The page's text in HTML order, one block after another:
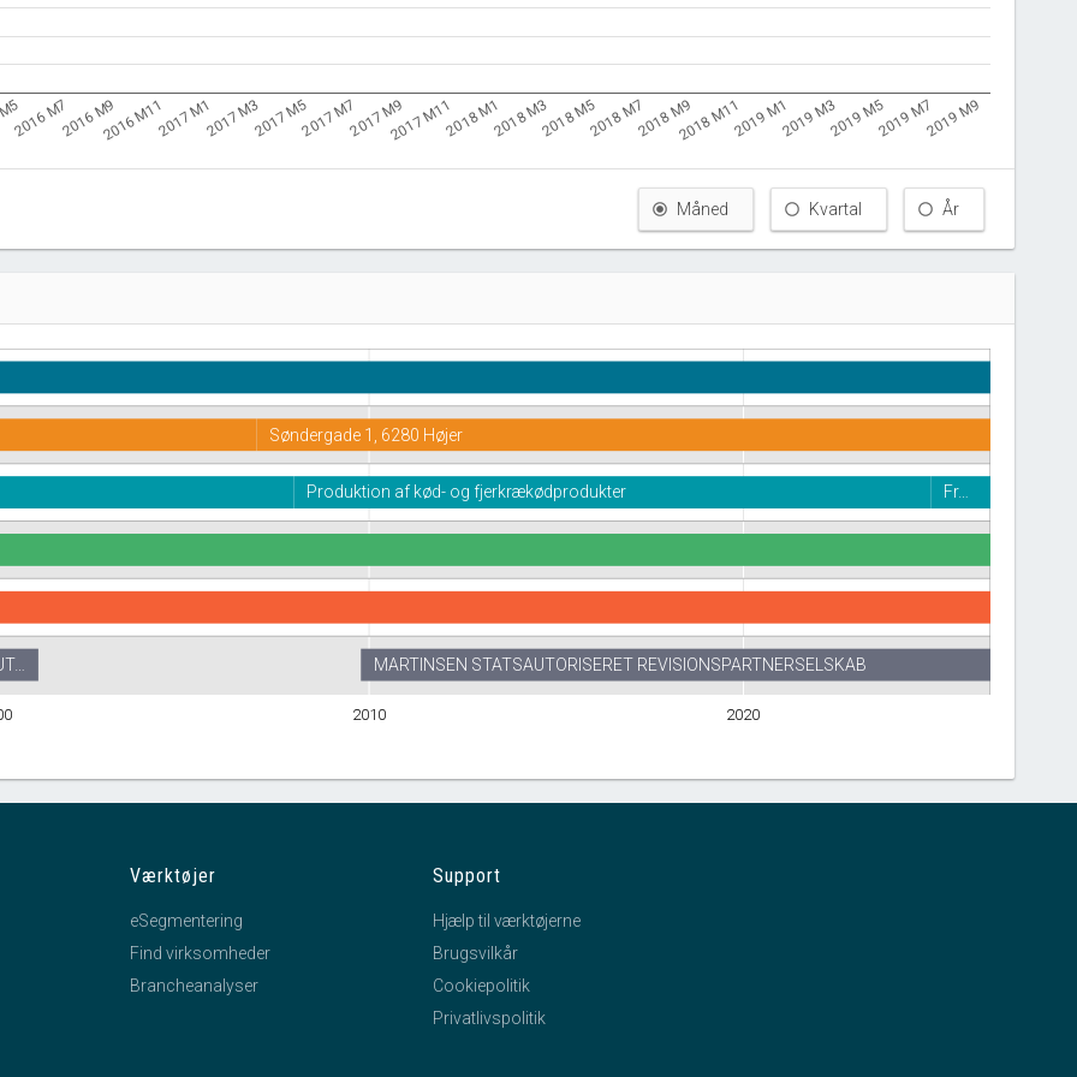
2016 M72016 M92016 M112017 M12017 M32017 M52017 M72017 M92017 M112018 M12018 M32018 M52018 M72018 M92018 M112019 M12019 M32019 M52019 M72019 M9
Måned Kvartal År
2010 2020
Søndergade 1, 6280 Højer
Produktion af kød- og fjerkrækødprodukter Fr…
MARTINSEN STATSAUTORISERET REVISIONSPARTNERSELSKAB
Værktøjer
eSegmentering
Find virksomheder
Brancheanalyser
Support
Hjælp til værktøjerne
Brugsvilkår
Cookiepolitik
Privatlivspolitik